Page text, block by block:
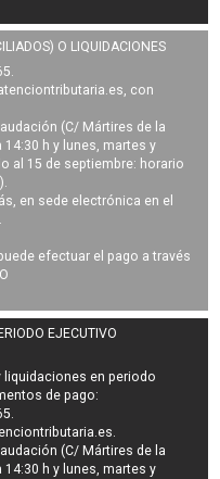
O LIQUIDACIONES
, con
(C/ Mártires de la
14:30 h y lunes, martes y
al 15 de septiembre: horario
en sede electrónica en el
efectuar el pago a través
EJECUTIVO
liquidaciones en periodo
de pago:
.
(C/ Mártires de la
14:30 h y lunes, martes y